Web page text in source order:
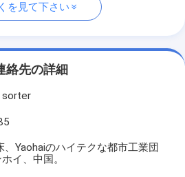
を見て下さい
絡先の詳細
sorter
、Yaohaiのハイテクな都市工業団
イ、中国。